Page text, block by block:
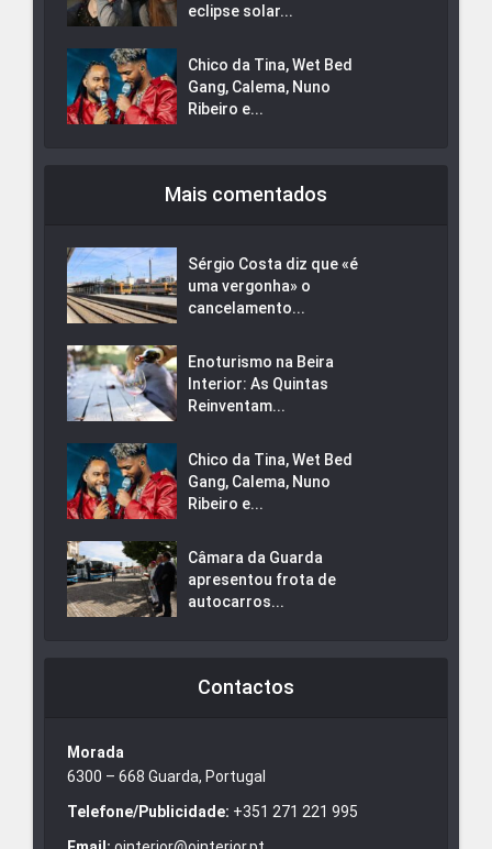
eclipse solar...
Chico da Tina, Wet Bed
Gang, Calema, Nuno
Ribeiro e...
Mais comentados
Sérgio Costa diz que «é
uma vergonha» o
cancelamento...
Enoturismo na Beira
Interior: As Quintas
Reinventam...
Chico da Tina, Wet Bed
Gang, Calema, Nuno
Ribeiro e...
Câmara da Guarda
apresentou frota de
autocarros...
Contactos
Morada
6300 – 668 Guarda, Portugal
Telefone/Publicidade: +351 271 221 995